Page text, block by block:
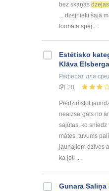
bez skaņas dzejas
... dzejnieki šajā
formāta spēj ...
Estētisko
Klāva Elsberga
Реферат для
20
Piedzimstot
neaizsargāts no
sajūtas, ko sniedz
mātes, tuvums
jaunajiem dzīves
ka ļoti ...
Gunara Saliņa